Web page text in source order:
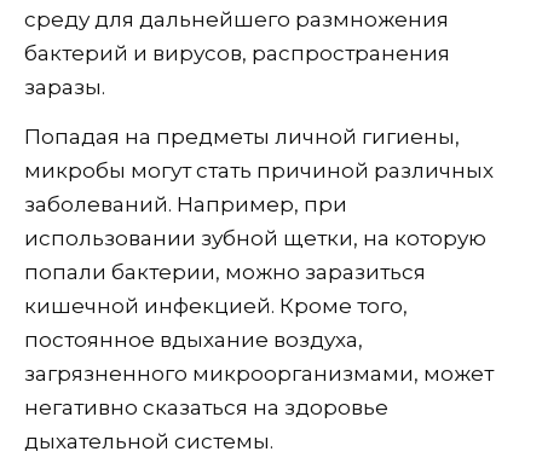
среду для дальнейшего размножения
бактерий и вирусов, распространения
заразы.
Попадая на предметы личной гигиены,
микробы могут стать причиной различных
заболеваний. Например, при
использовании зубной щетки, на которую
попали бактерии, можно заразиться
кишечной инфекцией. Кроме того,
постоянное вдыхание воздуха,
загрязненного микроорганизмами, может
негативно сказаться на здоровье
дыхательной системы.